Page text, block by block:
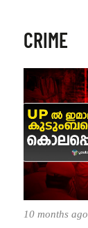
CRIME
10 months ago